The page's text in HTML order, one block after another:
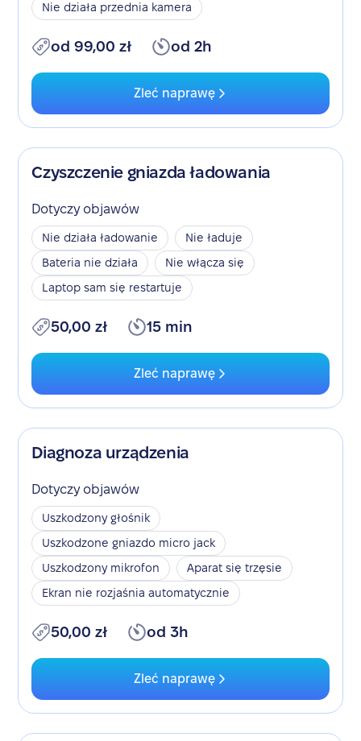
Nie działa przednia kamera
od 99,00 zł od 2h
Zleć naprawę
Czyszczenie gniazda ładowania
Dotyczy objawów
Nie działa ładowanie
Nie ładuje
Bateria nie działa
Nie włącza się
Laptop sam się restartuje
50,00 zł 15 min
Zleć naprawę
Diagnoza urządzenia
Dotyczy objawów
Uszkodzony głośnik
Uszkodzone gniazdo micro jack
Uszkodzony mikrofon
Aparat się trzęsie
Ekran nie rozjaśnia automatycznie
50,00 zł od 3h
Zleć naprawę